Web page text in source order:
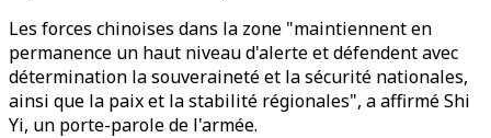
Les forces chinoises dans la zone "maintiennent en
permanence un haut niveau d'alerte et défendent avec
détermination la souveraineté et la sécurité nationales,
ainsi que la paix et la stabilité régionales", a affirmé Shi
Yi, un porte-parole de l'armée.